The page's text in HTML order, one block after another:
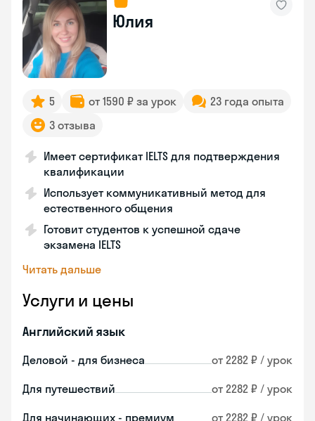
Юлия
5 от 1590 ₽ за урок
23 года опыта
3 отзыва
Имеет сертификат IELTS для подтверждения
квалификации
Использует коммуникативный метод для
естественного общения
Готовит студентов к успешной сдаче
экзамена IELTS
Читать дальше
Услуги и цены
Английский язык
Деловой - для бизнеса от 2282 ₽ / урок
Для путешествий от 2282 ₽ / урок
Для начинающих - премиум от 2282 ₽ / урок